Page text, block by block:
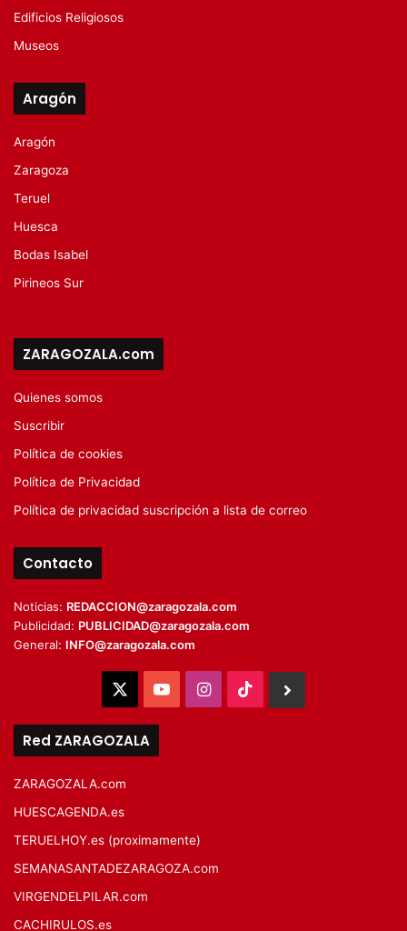
Edificios Religiosos
Museos
Aragón
Aragón
Zaragoza
Teruel
Huesca
Bodas Isabel
Pirineos Sur
ZARAGOZALA.com
Quienes somos
Suscribir
Política de cookies
Política de Privacidad
Política de privacidad suscripción a lista de correo
Contacto
Noticias: REDACCION@zaragozala.com
Publicidad: PUBLICIDAD@zaragozala.com
General: INFO@zaragozala.com
YouTubeInstagram
TikTok
Red ZARAGOZALA
ZARAGOZALA.com
HUESCAGENDA.es
TERUELHOY.es (proximamente)
SEMANASANTADEZARAGOZA.com
VIRGENDELPILAR.com
CACHIRULOS.es